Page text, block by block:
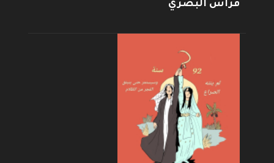
فراس البصري